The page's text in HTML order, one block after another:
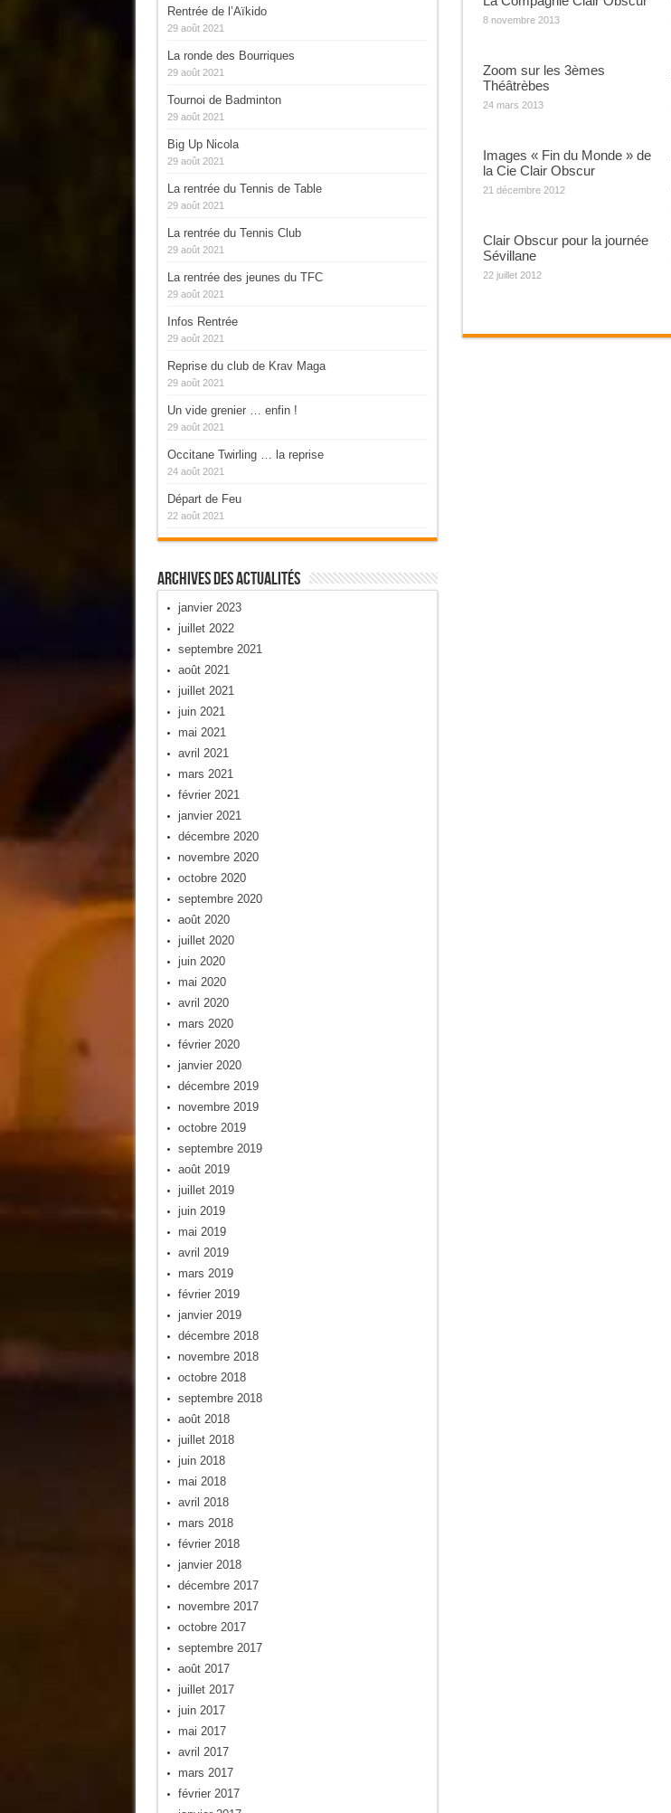
8 novembre 2013
Zoom sur les 3èmes
Théâtrèbes
24 mars 2013
Images « Fin du Monde » de
la Cie Clair Obscur
21 décembre 2012
Clair Obscur pour la journée
Sévillane
22 juillet 2012
Rentrée de l’Aïkido
29 août 2021
La ronde des Bourriques
29 août 2021
Tournoi de Badminton
29 août 2021
Big Up Nicola
29 août 2021
La rentrée du Tennis de Table
29 août 2021
La rentrée du Tennis Club
29 août 2021
La rentrée des jeunes du TFC
29 août 2021
Infos Rentrée
29 août 2021
Reprise du club de Krav Maga
29 août 2021
Un vide grenier … enfin !
29 août 2021
Occitane Twirling … la reprise
24 août 2021
Départ de Feu
22 août 2021
Archives Des Actualités
janvier 2023
juillet 2022
septembre 2021
août 2021
juillet 2021
juin 2021
mai 2021
avril 2021
mars 2021
février 2021
janvier 2021
décembre 2020
novembre 2020
octobre 2020
septembre 2020
août 2020
juillet 2020
juin 2020
mai 2020
avril 2020
mars 2020
février 2020
janvier 2020
décembre 2019
novembre 2019
octobre 2019
septembre 2019
août 2019
juillet 2019
juin 2019
mai 2019
avril 2019
mars 2019
février 2019
janvier 2019
décembre 2018
novembre 2018
octobre 2018
septembre 2018
août 2018
juillet 2018
juin 2018
mai 2018
avril 2018
mars 2018
février 2018
janvier 2018
décembre 2017
novembre 2017
octobre 2017
septembre 2017
août 2017
juillet 2017
juin 2017
mai 2017
avril 2017
mars 2017
février 2017